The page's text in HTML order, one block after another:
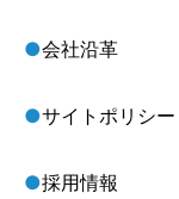
●会社沿革
●サイトポリシー
●採用情報